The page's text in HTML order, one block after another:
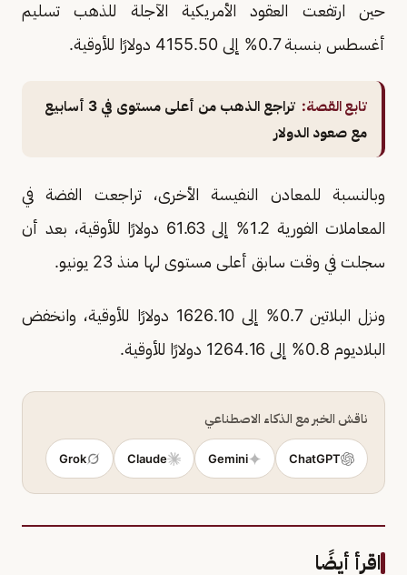
حين ارتفعت العقود الأمريكية الآجلة للذهب تسليم
أغسطس بنسبة 0.7% إلى 4155.50 دولارًا للأوقية.
تابع القصة:
تراجع الذهب من أعلى مستوى في 3 أسابيع
مع صعود الدولار
وبالنسبة للمعادن النفيسة الأخرى، تراجعت الفضة في
المعاملات الفورية 1.2% إلى 61.63 دولارًا للأوقية، بعد أن
سجلت في وقت سابق أعلى مستوى لها منذ 23 يونيو.
ونزل البلاتين 0.7% إلى 1626.10 دولارًا للأوقية، وانخفض
البلاديوم 0.8% إلى 1264.16 دولارًا للأوقية.
ناقش الخبر مع الذكاء الاصطناعي
ChatGPT
Gemini
Claude
Grok
اقرأ أيضًا